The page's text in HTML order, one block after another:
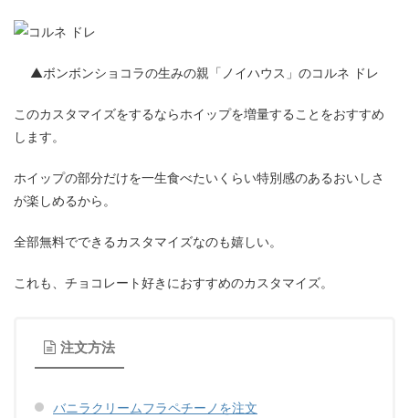
▲ボンボンショコラの生みの親「ノイハウス」のコルネ ドレ
このカスタマイズをするならホイップを増量することをおすすめ
します。
ホイップの部分だけを一生食べたいくらい特別感のあるおいしさ
が楽しめるから。
全部無料でできるカスタマイズなのも嬉しい。
これも、チョコレート好きにおすすめのカスタマイズ。
注文方法
バニラクリームフラペチーノを注文